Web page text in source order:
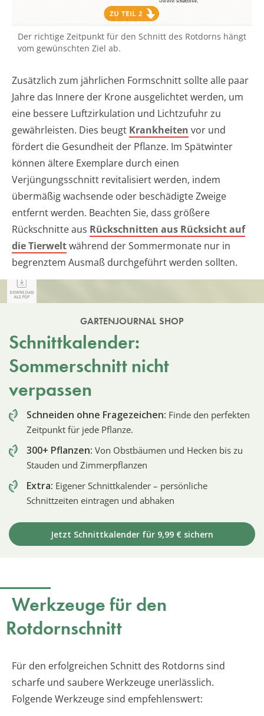
Der richtige Zeitpunkt für den Schnitt des Rotdorns hängt
vom gewünschten Ziel ab.
Zusätzlich zum jährlichen Formschnitt sollte alle paar
Jahre das Innere der Krone ausgelichtet werden, um
eine bessere Luftzirkulation und Lichtzufuhr zu
gewährleisten. Dies beugt Krankheiten vor und
fördert die Gesundheit der Pflanze. Im Spätwinter
können ältere Exemplare durch einen
Verjüngungsschnitt revitalisiert werden, indem
übermäßig wachsende oder beschädigte Zweige
entfernt werden. Beachten Sie, dass größere
Rückschnitte aus Rückschnitten aus Rücksicht auf
die Tierweltwährend der Sommermonate nur in
begrenztem Ausmaß durchgeführt werden sollten.
GARTENJOURNAL SHOP
Schnittkalender:
Sommerschnitt nicht
verpassen
Schneiden ohne Fragezeichen: Finde den perfekten
Zeitpunkt für jede Pflanze.
300+ Pflanzen: Von Obstbäumen und Hecken bis zu
Stauden und Zimmerpflanzen
Extra: Eigener Schnittkalender – persönliche
Schnittzeiten eintragen und abhaken
Jetzt Schnittkalender für 9,99 € sichern
Werkzeuge für den
Rotdornschnitt
Für den erfolgreichen Schnitt des Rotdorns sind
scharfe und saubere Werkzeuge unerlässlich.
Folgende Werkzeuge sind empfehlenswert: